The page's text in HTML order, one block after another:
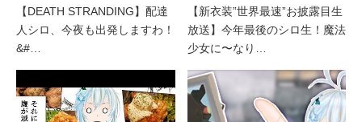
【DEATH STRANDING】配達
人シロ、今夜も出発しますわ！
&#…
【新衣装”世界最速”お披露目生
放送】今年最後のシロ生！魔法
少女に〜なり…